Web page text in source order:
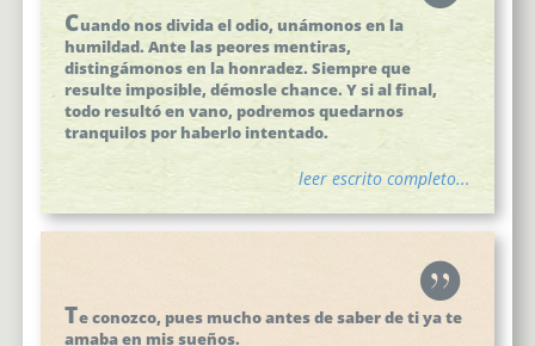
Cuando nos divida el odio, unámonos en la
humildad. Ante las peores mentiras,
distingámonos en la honradez. Siempre que
resulte imposible, démosle chance. Y si al final,
todo resultó en vano, podremos quedarnos
tranquilos por haberlo intentado.
leer escrito completo...
Te conozco, pues mucho antes de saber de ti ya te
amaba en mis sueños.